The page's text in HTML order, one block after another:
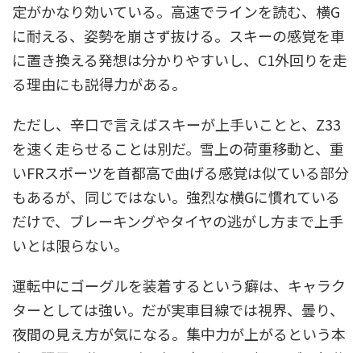
定がかなり効いている。高速でラインを読む、横G
に耐える、姿勢を崩さず抜ける。スキーの感覚を車
に置き換える発想は分かりやすいし、C1外回りを走
る理由にも説得力がある。
ただし、辛口で言えばスキーが上手いことと、Z33
を速く走らせることは別だ。雪上の荷重移動と、重
いFRスポーツを首都高で曲げる感覚は似ている部分
もあるが、同じではない。強烈な横Gに慣れている
だけで、ブレーキングやタイヤの逃がし方まで上手
いとは限らない。
運転中にゴーグルを装着するという癖は、キャラク
ターとしては強い。だが実車目線では視界、曇り、
夜間の見え方が気になる。集中力が上がるという本